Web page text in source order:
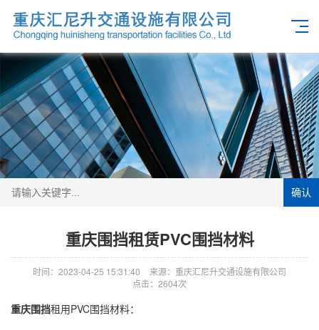
确认
重庆围挡租赁PVC围挡材料
时间：2023-04-25 15:31:40
来源：重庆汇尼升交通设施有限公司
点击：2604次
重庆围挡租用PVC围挡材料：